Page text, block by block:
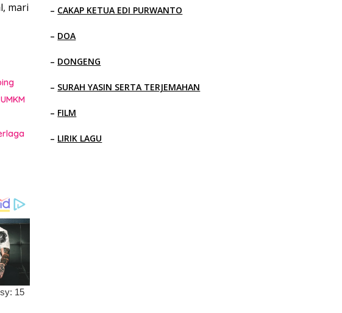
mari
– CAKAP KETUA EDI PURWANTO
– DOA
– DONGENG
– SURAH YASIN SERTA TERJEMAHAN
– FILM
– LIRIK LAGU